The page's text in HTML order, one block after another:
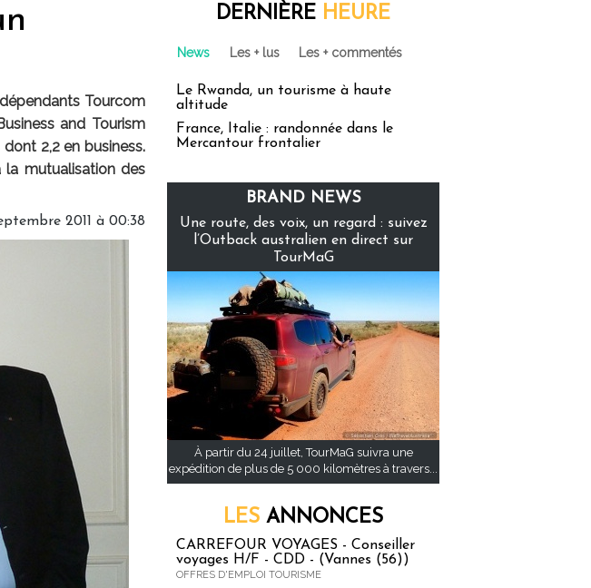
Tourcom
and Tourism
2,2 en business.
mutualisation des
2011 à 00:38
DERNIÈRE HEURE
News Les + lus Les + commentés
Le Rwanda, un tourisme à haute
altitude
France, Italie : randonnée dans le
Mercantour frontalier
BRAND NEWS
Une route, des voix, un regard : suivez
l’Outback australien en direct sur
TourMaG
À partir du 24 juillet, TourMaG suivra une
expédition de plus de 5 000 kilomètres à travers...
LES ANNONCES
CARREFOUR VOYAGES - Conseiller
voyages H/F - CDD - (Vannes (56))
OFFRES D'EMPLOI TOURISME